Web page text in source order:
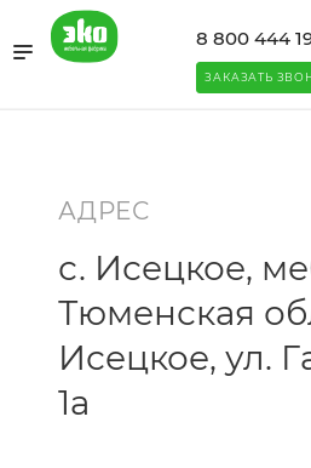
8 800 444
ЗАКАЗАТЬ
АДРЕС
с. Исецкое,
Тюменская
Исецкое, ул.
1а